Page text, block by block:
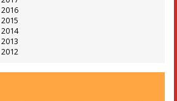
2016
2015
2014
2013
2012